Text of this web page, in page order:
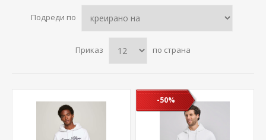
Подреди по
Приказ по страна
-50%